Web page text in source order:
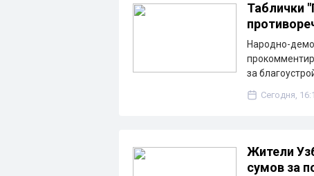
Таблички
Народно-
за
Сегодня,
Жители
сумов за